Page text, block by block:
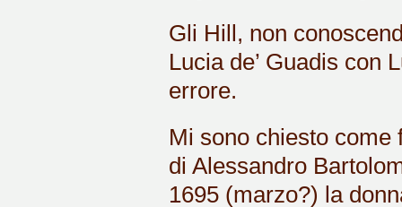
Gli Hill, non
Lucia de’ Guadis con
errore.
Mi sono chiesto come
di Alessandro
1695 (marzo?) la